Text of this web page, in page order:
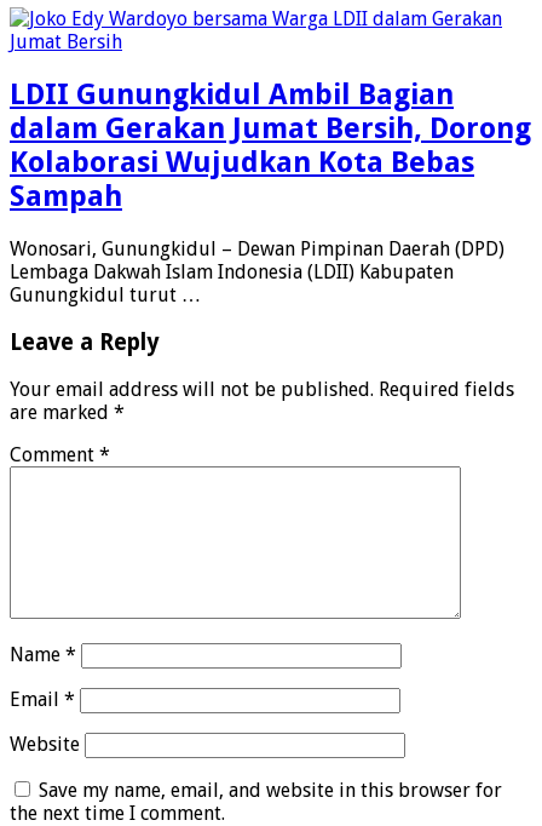
LDII Gunungkidul Ambil Bagian
dalam Gerakan Jumat Bersih, Dorong
Kolaborasi Wujudkan Kota Bebas
Sampah
Wonosari, Gunungkidul – Dewan Pimpinan Daerah (DPD)
Lembaga Dakwah Islam Indonesia (LDII) Kabupaten
Gunungkidul turut …
Leave a Reply
Your email address will not be published. Required fields
are marked *
Comment *
Name *
Email *
Website
Save my name, email, and website in this browser for
the next time I comment.